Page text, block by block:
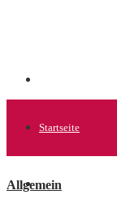
Startseite
Allgemein
Allgemein